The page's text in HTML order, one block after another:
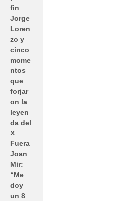
fin
Jorge
Loren
zo y
cinco
mome
ntos
que
forjar
on la
leyen
da del
X-
Fuera
Joan
Mir:
“Me
doy
un 8